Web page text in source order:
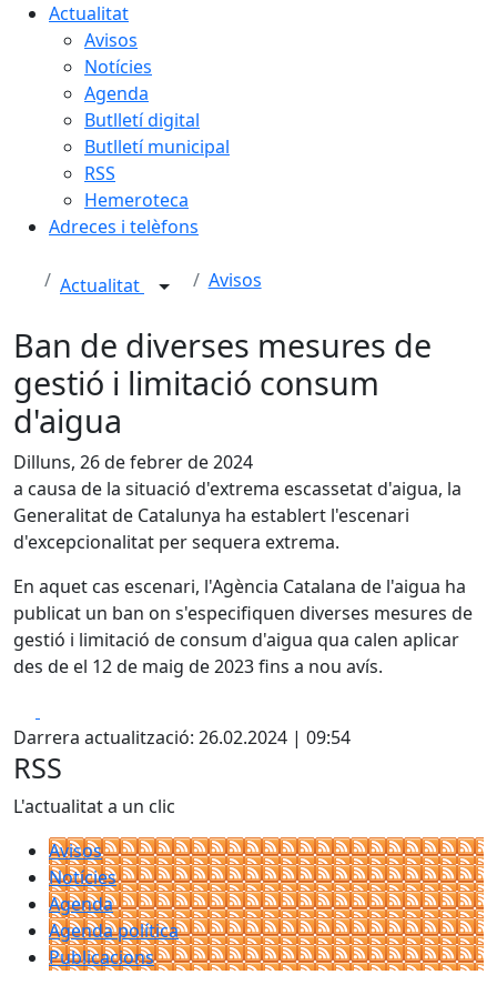
Actualitat
Avisos
Notícies
Agenda
Butlletí digital
Butlletí municipal
RSS
Hemeroteca
Adreces i telèfons
Actualitat Avisos
Ban de diverses mesures de
gestió i limitació consum
d'aigua
Dilluns, 26 de febrer de 2024
a causa de la situació d'extrema escassetat d'aigua, la
Generalitat de Catalunya ha establert l'escenari
d'excepcionalitat per sequera extrema.
En aquet cas escenari, l'Agència Catalana de l'aigua ha
publicat un ban on s'especifiquen diverses mesures de
gestió i limitació de consum d'aigua qua calen aplicar
des de el 12 de maig de 2023 fins a nou avís.
Darrera actualització: 26.02.2024 | 09:54
RSS
L'actualitat a un clic
Avisos
Notícies
Agenda
Agenda política
Publicacions